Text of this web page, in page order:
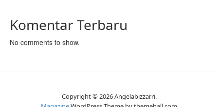
Komentar Terbaru
No comments to show.
Copyright © 2026 Angelabizzarri.